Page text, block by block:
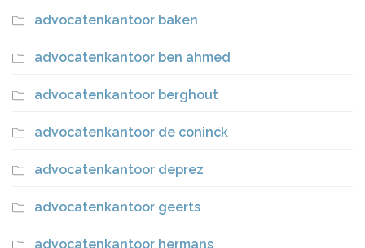
advocatenkantoor baken
advocatenkantoor ben ahmed
advocatenkantoor berghout
advocatenkantoor de coninck
advocatenkantoor deprez
advocatenkantoor geerts
advocatenkantoor hermans